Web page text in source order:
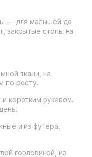
— для малышей до
закрытые стопы на
ткани, на
по росту.
коротким рукавом.
и из футера,
горловиной, из